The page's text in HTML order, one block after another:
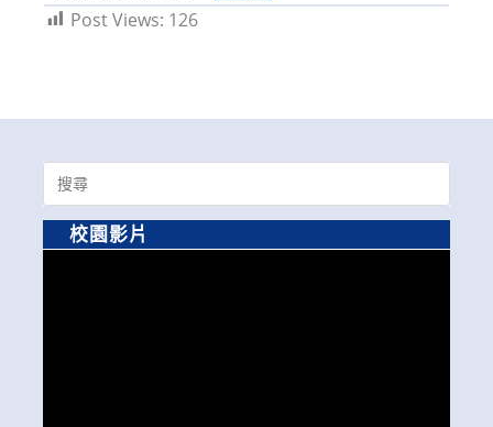
Post Views: 126
Search
for:
校園影片